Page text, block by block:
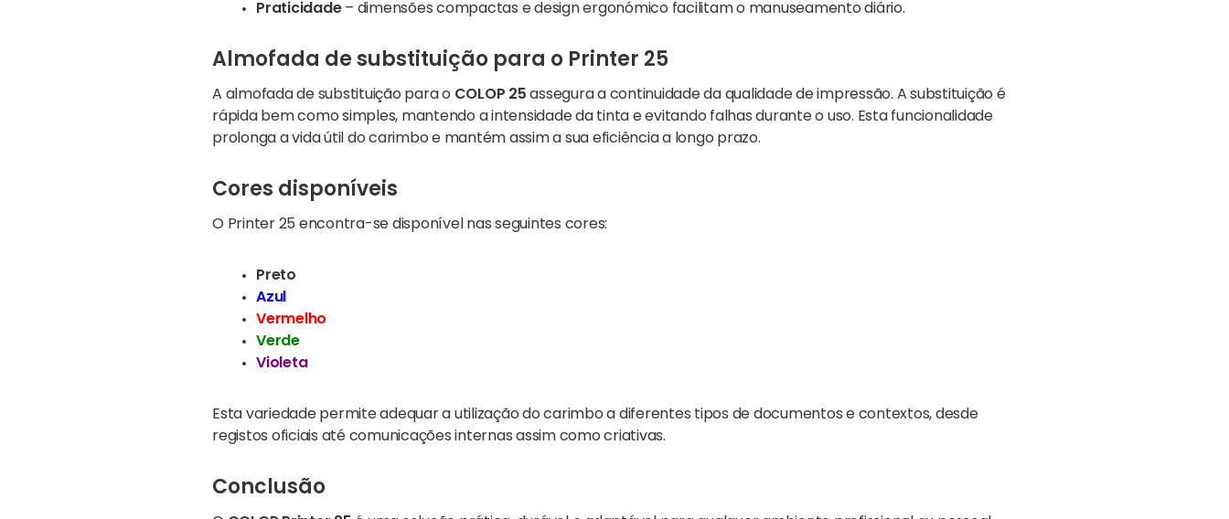
Praticidade– dimensões compactas e design ergonómico facilitam o manuseamento diário.
Almofada de substituição para o Printer 25
A almofada de substituição para o COLOP 25 assegura a continuidade da qualidade de impressão. A substituição é
rápida bem como simples, mantendo a intensidade da tinta e evitando falhas durante o uso. Esta funcionalidade
prolonga a vida útil do carimbo e mantém assim a sua eficiência a longo prazo.
Cores disponíveis
O Printer 25 encontra-se disponível nas seguintes cores:
Preto
Azul
Vermelho
Verde
Violeta
Esta variedade permite adequar a utilização do carimbo a diferentes tipos de documentos e contextos, desde
registos oficiais até comunicações internas assim como criativas.
Conclusão